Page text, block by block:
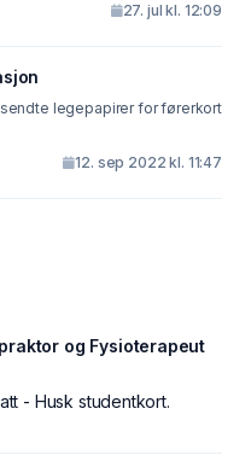
27. jul kl. 12:09
legepapirer for førerkort
12. sep 2022 kl. 11:47
og Fysioterapeut
- Husk studentkort.